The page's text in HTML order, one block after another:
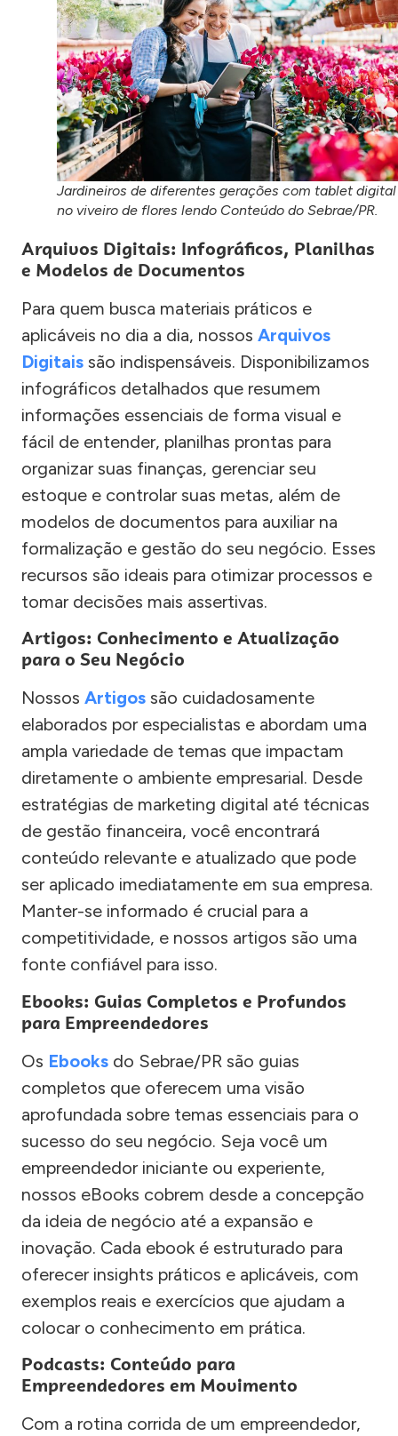
Jardineiros de diferentes gerações com tablet digital
no viveiro de flores lendo Conteúdo do Sebrae/PR.
Arquivos Digitais: Infográficos, Planilhas
e Modelos de Documentos
Para quem busca materiais práticos e
aplicáveis no dia a dia, nossos Arquivos
Digitais são indispensáveis. Disponibilizamos
infográficos detalhados que resumem
informações essenciais de forma visual e
fácil de entender, planilhas prontas para
organizar suas finanças, gerenciar seu
estoque e controlar suas metas, além de
modelos de documentos para auxiliar na
formalização e gestão do seu negócio. Esses
recursos são ideais para otimizar processos e
tomar decisões mais assertivas.
Artigos: Conhecimento e Atualização
para o Seu Negócio
Nossos Artigos são cuidadosamente
elaborados por especialistas e abordam uma
ampla variedade de temas que impactam
diretamente o ambiente empresarial. Desde
estratégias de marketing digital até técnicas
de gestão financeira, você encontrará
conteúdo relevante e atualizado que pode
ser aplicado imediatamente em sua empresa.
Manter-se informado é crucial para a
competitividade, e nossos artigos são uma
fonte confiável para isso.
Ebooks: Guias Completos e Profundos
para Empreendedores
Os Ebooks do Sebrae/PR são guias
completos que oferecem uma visão
aprofundada sobre temas essenciais para o
sucesso do seu negócio. Seja você um
empreendedor iniciante ou experiente,
nossos eBooks cobrem desde a concepção
da ideia de negócio até a expansão e
inovação. Cada ebook é estruturado para
oferecer insights práticos e aplicáveis, com
exemplos reais e exercícios que ajudam a
colocar o conhecimento em prática.
Podcasts: Conteúdo para
Empreendedores em Movimento
Com a rotina corrida de um empreendedor,